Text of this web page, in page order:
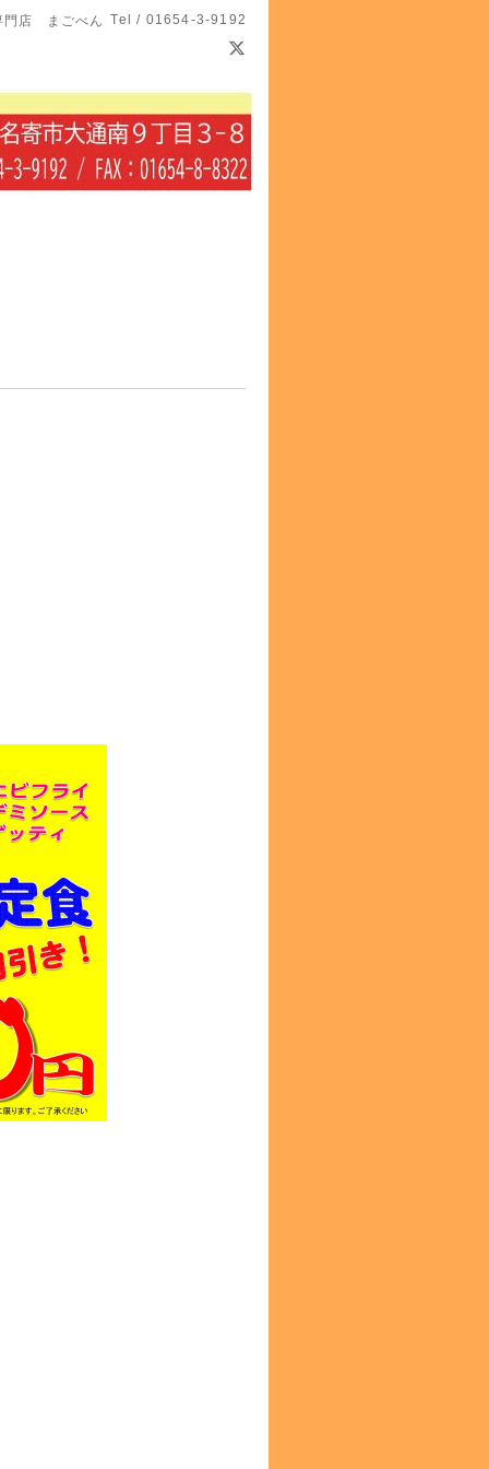
門店 まごべん Tel / 01654-3-9192